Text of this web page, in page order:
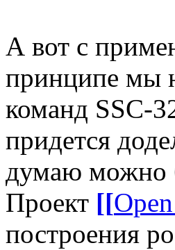
А вот с
принципе мы
команд SSC-
придется
думаю можно
Проект [[
построения